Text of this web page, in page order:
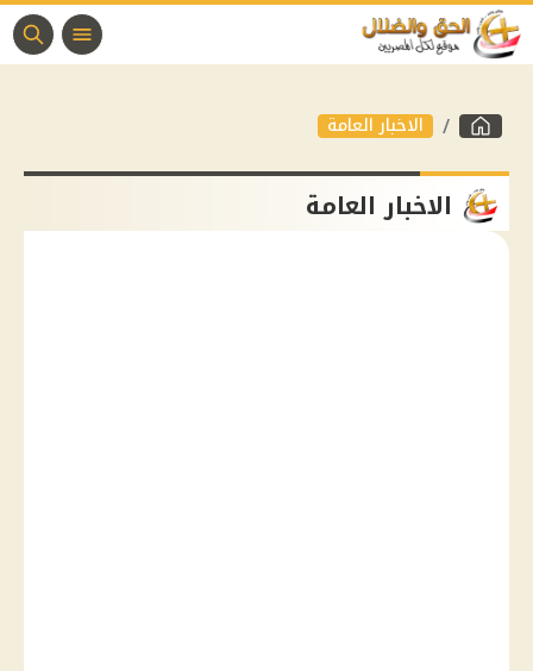
الاخبار العامة
الاخبار العامة